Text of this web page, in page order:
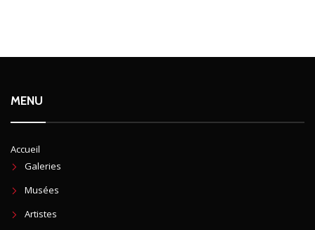
MENU
Accueil
Galeries
Musées
Artistes